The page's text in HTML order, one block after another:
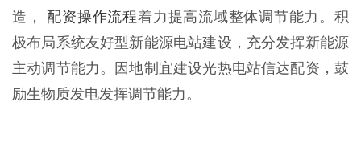
造，
配资操作流程着力提高流域整体调节能力。积
极布局系统友好型新能源电站建设，充分发挥新能源
主动调节能力。因地制宜建设光热电站信达配资，鼓
励生物质发电发挥调节能力。